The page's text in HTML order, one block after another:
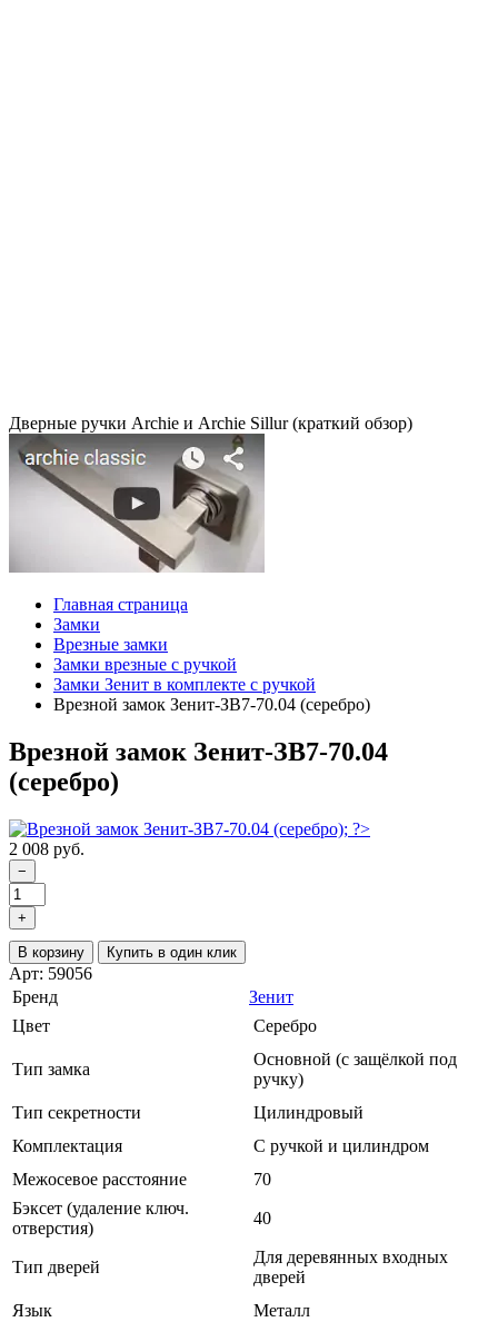
Дверные ручки Archie и Archie Sillur (краткий обзор)
Главная страница
Замки
Врезные замки
Замки врезные с ручкой
Замки Зенит в комплекте с ручкой
Врезной замок Зенит-ЗВ7-70.04 (серебро)
Врезной замок Зенит-ЗВ7-70.04
(серебро)
2 008 руб.
−
+
В корзину Купить в один клик
Арт: 59056
Бренд
Зенит
Цвет
Серебро
Тип замка
Основной (с защёлкой под
ручку)
Тип секретности
Цилиндровый
Комплектация
С ручкой и цилиндром
Межосевое расстояние
70
Бэксет (удаление ключ.
отверстия)
40
Тип дверей
Для деревянных входных
дверей
Язык
Металл